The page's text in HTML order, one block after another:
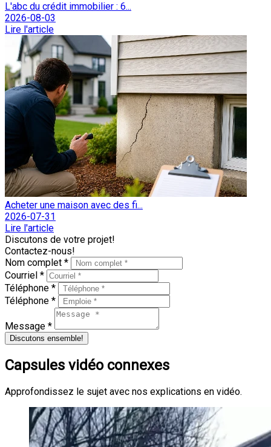
L'abc du crédit immobilier : 6...
2026-08-03
Lire l'article
Acheter une maison avec des fi...
2026-07-31
Lire l'article
Discutons de votre projet!
Contactez-nous!
Nom complet *
Courriel *
Téléphone *
Téléphone *
Message *
Discutons ensemble!
Capsules vidéo connexes
Approfondissez le sujet avec nos explications en vidéo.